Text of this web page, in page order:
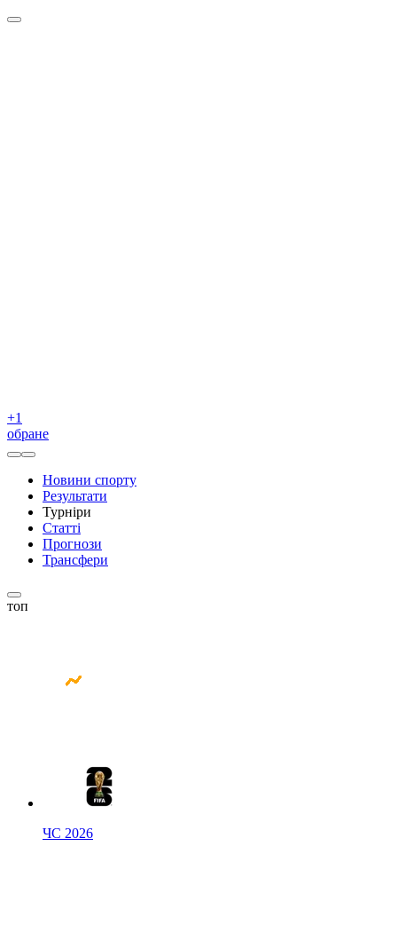
+1
обране
Новини спорту
Результати
Турніри
Статті
Прогнози
Трансфери
топ
ЧС 2026